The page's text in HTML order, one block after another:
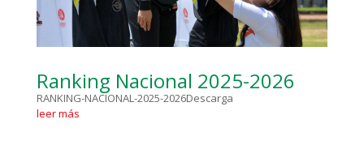
Ranking Nacional 2025-2026
RANKING-NACIONAL-2025-2026Descarga
leer más